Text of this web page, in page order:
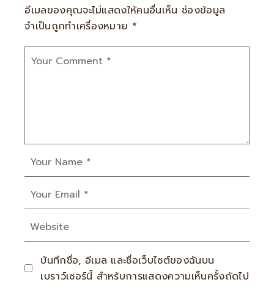
อีเมลของคุณจะไม่แสดงให้คนอื่นเห็น ช่องข้อมูล
จำเป็นถูกทำเครื่องหมาย *
บันทึกชื่อ, อีเมล และชื่อเว็บไซต์ของฉันบน
เบราว์เซอร์นี้ สำหรับการแสดงความเห็นครั้งถัดไป